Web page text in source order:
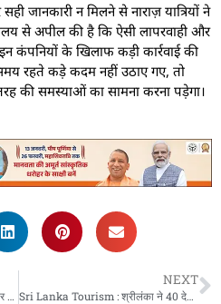
जानकारी न मिलने से नाराज़ यात्रियों ने
से अपील की है कि ऐसी लापरवाही और
कंपनियों के खिलाफ कड़ी कार्रवाई की
रहते कड़े कदम नहीं उठाए गए, तो
की समस्याओं का सामना करना पड़ेगा।
Air India News : गयाजी-दिल्ली रूट पर फ्लाइट बुकिंग शुरू, जानिए कितना होगा किराया
NEXT
Sri Lanka Tourism : श्रीलंका ने 40 देशों के नागरिकों के लिए मुफ्त वीजा नीति का किया ऐलान, जानिए वजह